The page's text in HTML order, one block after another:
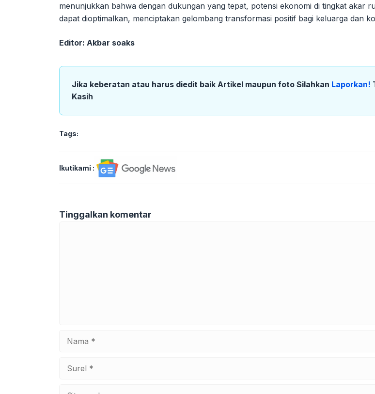
menunjukkan bahwa dengan dukungan yang tepat, potensi ekonomi di tingkat akar
dapat dioptimalkan, menciptakan gelombang transformasi positif bagi keluarga dan
Editor: Akbar soaks
Jika keberatan atau harus diedit baik Artikel maupun foto Silahkan Laporkan!
Kasih
Tags:
Ikutikami :
Tinggalkan komentar